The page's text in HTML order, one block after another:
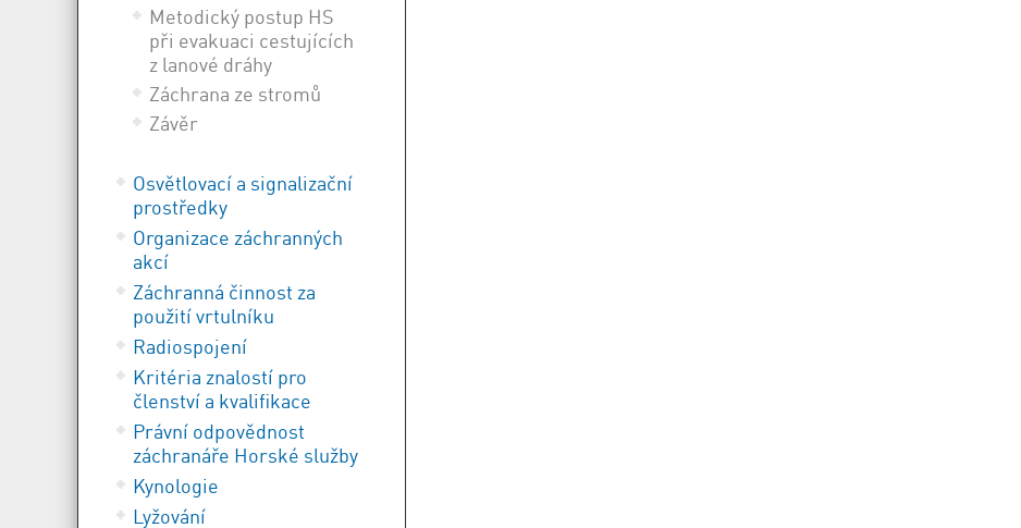
Metodický postup HS
při evakuaci cestujících
z lanové dráhy
Záchrana ze stromů
Závěr
Osvětlovací a signalizační
prostředky
Organizace záchranných
akcí
Záchranná činnost za
použití vrtulníku
Radiospojení
Kritéria znalostí pro
členství a kvalifikace
Právní odpovědnost
záchranáře Horské služby
Kynologie
Lyžování